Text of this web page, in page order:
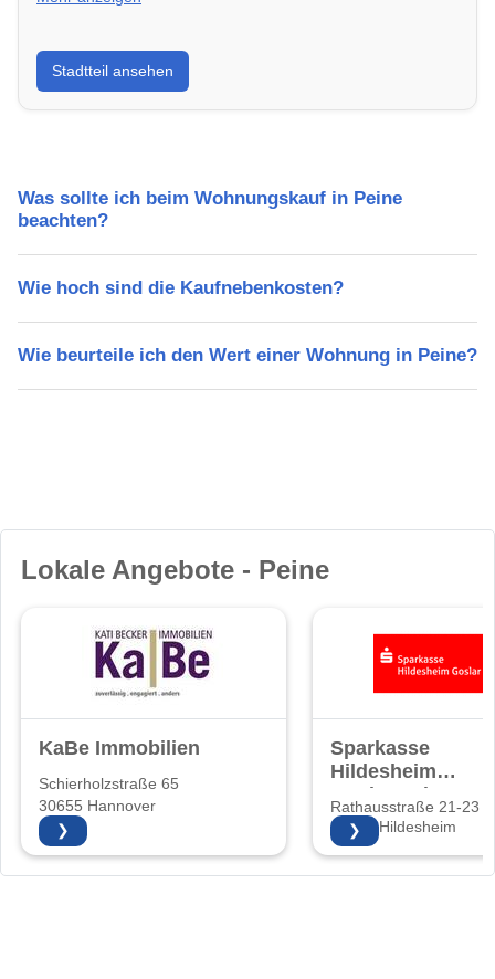
Erfahre mehr über deinen Stadtteil in Peine:
Lebensqualität, Verkehrsanbindung, Schulen,
Freizeitmöglichkeiten und Mietpreise.
Stadtteil ansehen
Was sollte ich beim Wohnungskauf in Peine
beachten?
Wie hoch sind die Kaufnebenkosten?
Wie beurteile ich den Wert einer Wohnung in Peine?
Lokale Angebote - Peine
KaBe Immobilien
Schierholzstraße 65
30655 Hannover
❯
Sparkasse
Hildesheim
Goslar Peine
Rathausstraße 21-23
31134 Hildesheim
❯